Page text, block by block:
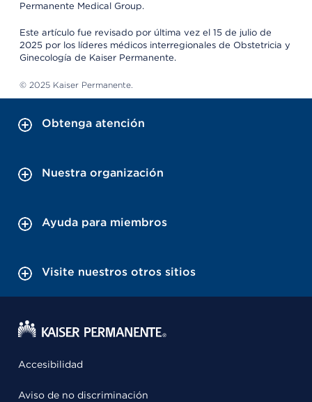
Permanente Medical Group.
Este artículo fue revisado por última vez el 15 de julio de
2025 por los líderes médicos interregionales de Obstetricia y
Ginecología de Kaiser Permanente.
© 2025 Kaiser Permanente.
Obtenga atención
Nuestra organización
Ayuda para miembros
Visite nuestros otros sitios
Accesibilidad
Aviso de no discriminación